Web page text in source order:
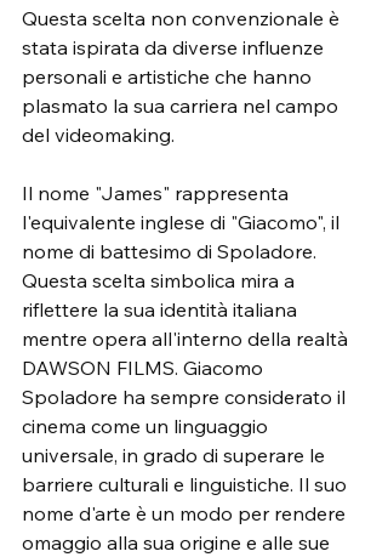
Questa scelta non convenzionale è
stata ispirata da diverse influenze
personali e artistiche che hanno
plasmato la sua carriera nel campo
del videomaking.
Il nome "James" rappresenta
l'equivalente inglese di "Giacomo", il
nome di battesimo di Spoladore.
Questa scelta simbolica mira a
riflettere la sua identità italiana
mentre opera all'interno della realtà
DAWSON FILMS. Giacomo
Spoladore ha sempre considerato il
cinema come un linguaggio
universale, in grado di superare le
barriere culturali e linguistiche. Il suo
nome d'arte è un modo per rendere
omaggio alla sua origine e alle sue